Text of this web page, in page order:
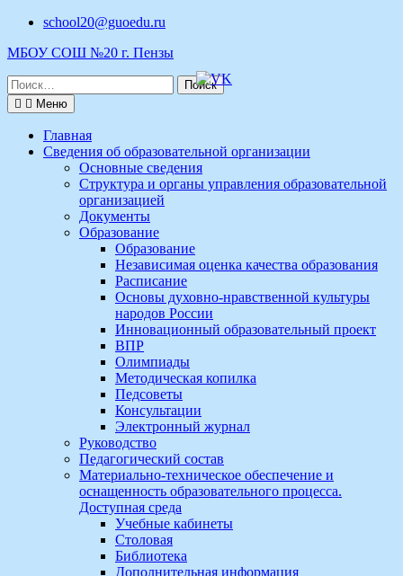
Перейти
содержимому
school20@guoedu.ru
МБОУ СОШ №20 г. Пензы
Поиск
по:
Меню
Главная
Сведения об образовательной организации
Основные сведения
Структура и органы управления образовательной
организацией
Документы
Образование
Образование
Независимая оценка качества образования
Расписание
Основы духовно-нравственной культуры
народов России
Инновационный образовательный проект
ВПР
Олимпиады
Методическая копилка
Педсоветы
Консультации
Электронный журнал
Руководство
Педагогический состав
Материально-техническое обеспечение и
оснащенность образовательного процесса.
Доступная среда
Учебные кабинеты
Столовая
Библиотека
Дополнительная информация